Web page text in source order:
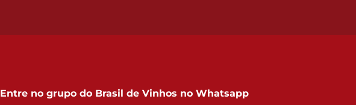
Entre no grupo do Brasil de Vinhos no Whatsapp